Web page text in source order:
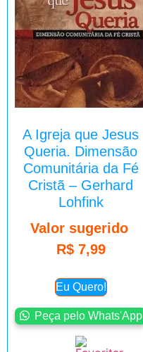
A Igreja que Jesus
Queria. Dimensão
Comunitária da Fé
Cristã – Gerhard
Lohfink
Valor sugerido
R$7,99
Eu Quero!
Peça pelo Whats'App